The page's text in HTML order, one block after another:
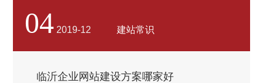
骤一旦有任何一个点没有完善好就会造成无效
点击，所以很多朋友刷排名没有效果也正是算
法不完善造成的。...
04 2019-12 建站常识
临沂企业网站建设方案哪家好